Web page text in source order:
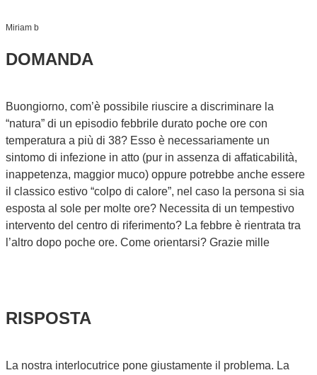
Miriam b
DOMANDA
Buongiorno, com’è possibile riuscire a discriminare la
“natura” di un episodio febbrile durato poche ore con
temperatura a più di 38? Esso è necessariamente un
sintomo di infezione in atto (pur in assenza di affaticabilità,
inappetenza, maggior muco) oppure potrebbe anche essere
il classico estivo “colpo di calore”, nel caso la persona si sia
esposta al sole per molte ore? Necessita di un tempestivo
intervento del centro di riferimento? La febbre è rientrata tra
l’altro dopo poche ore. Come orientarsi? Grazie mille
RISPOSTA
La nostra interlocutrice pone giustamente il problema. La